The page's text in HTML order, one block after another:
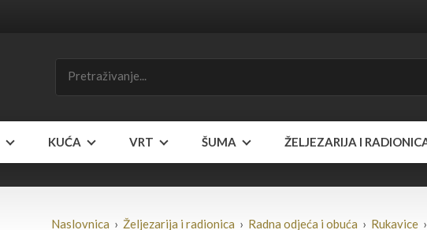
KUĆA VRT ŠUMA ŽELJEZARIJA I
Naslovnica › Željezarija i radionica › Radna odjeća i obuća › Rukavice›